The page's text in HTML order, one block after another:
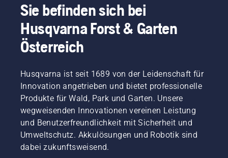
Sie befinden sich bei
Husqvarna Forst & Garten
Österreich
Husqvarna ist seit 1689 von der Leidenschaft für
Innovation angetrieben und bietet professionelle
Produkte für Wald, Park und Garten. Unsere
wegweisenden Innovationen vereinen Leistung
und Benutzerfreundlichkeit mit Sicherheit und
Umweltschutz. Akkulösungen und Robotik sind
dabei zukunftsweisend.